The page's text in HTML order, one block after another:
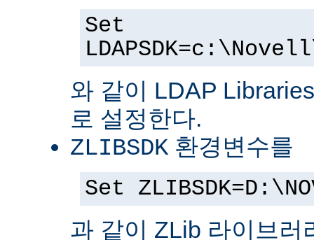
Set
와 같이 LDAP
로 설정한다.
ZLIBSDK 환경변수를
Set
과 같이 ZLib 라이브러